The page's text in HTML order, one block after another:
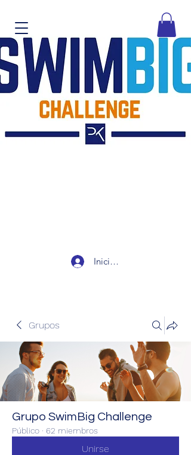
Iniciar sesión
Grupos
Grupo SwimBig Challenge
Público · 62 miembros
Unirse